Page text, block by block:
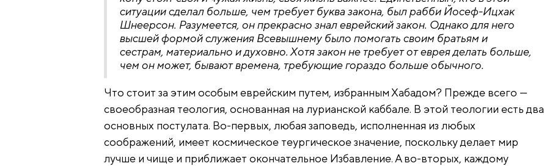
ситуации сделал больше, чем требует буква закона, был рабби Йосеф-Ицхак
Шнеерсон. Разумеется, он прекрасно знал еврейский закон. Однако для него
высшей формой служения Всевышнему было помогать своим братьям и
сестрам, материально и духовно. Хотя закон не требует от еврея делать больше,
чем он может, бывают времена, требующие гораздо больше обычного.
Что стоит за этим особым еврейским путем, избранным Хабадом? Прежде всего —
своеобразная теология, основанная на лурианской каббале. В этой теологии есть два
основных постулата. Во-первых, любая заповедь, исполненная из любых
соображений, имеет космическое теургическое значение, поскольку делает мир
лучше и чище и приближает окончательное Избавление. А во-вторых, каждому